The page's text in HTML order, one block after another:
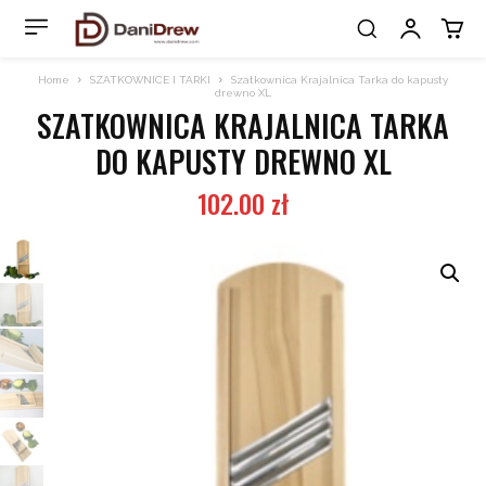
Home SZATKOWNICE I TARKI
Szatkownica Krajalnica Tarka do kapusty
drewno XL
SZATKOWNICA KRAJALNICA TARKA
DO KAPUSTY DREWNO XL
102.00 zł